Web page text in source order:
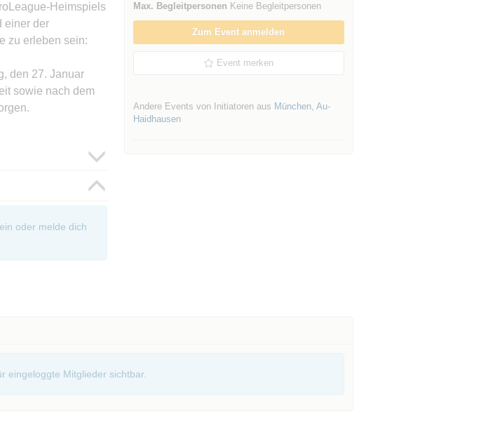
Heimspiels
einer der
zu erleben sein:
den 27. Januar
sowie nach dem
oder melde dich
Max. Begleitpersonen Keine Begleitpersonen
Zum Event anmelden
Event merken
Andere Events von Initiatoren aus München, Au-
Haidhausen
eingeloggte Mitglieder sichtbar.